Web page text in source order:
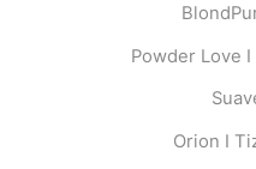
Powder Love
Orion I